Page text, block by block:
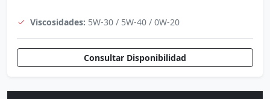
Viscosidades: 5W-30 / 5W-40 / 0W-20
Consultar Disponibilidad